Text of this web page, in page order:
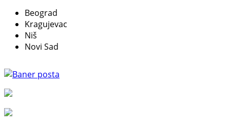
Beograd
Kragujevac
Niš
Novi Sad